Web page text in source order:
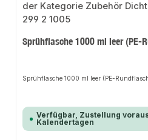
Sprühflasche 1000 ml leer (PE-
Sprühflasche 1000 ml leer (PE-
Verfügbar, Zustellung
Kalendertagen